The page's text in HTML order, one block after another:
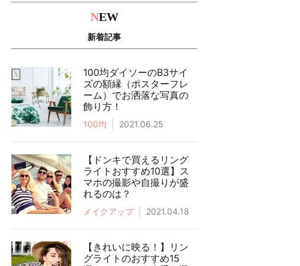
NEW
新着記事
100均ダイソーのB3サイ
ズの額縁（ポスターフレ
ーム）でお洒落な写真の
飾り方！
100均 2021.06.25
【ドンキで買えるリング
ライトおすすめ10選】ス
マホの撮影や自撮りが盛
れるのは？
メイクアップ 2021.04.18
【きれいに映る！】リン
グライトのおすすめ15